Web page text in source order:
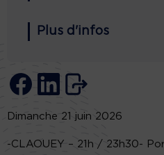
Plus d'infos
Dimanche 21 juin 2026
-CLAOUEY – 21h / 23h30-